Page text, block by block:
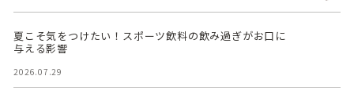
夏こそ気をつけたい！スポーツ飲料の飲み過ぎがお口に
与える影響
2026.07.29